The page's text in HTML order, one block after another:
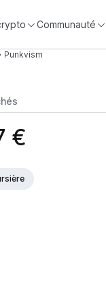
Communauté
Punkvism
€